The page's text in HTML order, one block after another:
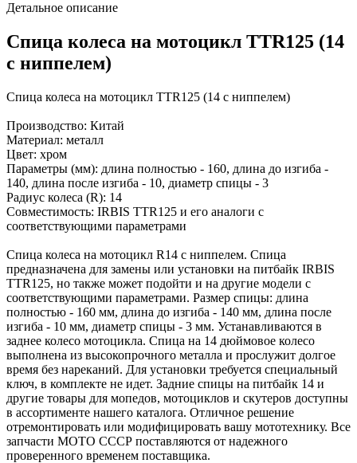
Детальное описание
Спица колеса на мотоцикл TTR125 (14
с ниппелем)
Спица колеса на мотоцикл TTR125 (14 с ниппелем)
Производство: Китай
Материал: металл
Цвет: хром
Параметры (мм): длина полностью - 160, длина до изгиба -
140, длина после изгиба - 10, диаметр спицы - 3
Радиус колеса (R): 14
Совместимость: IRBIS TTR125 и его аналоги с
соответствующими параметрами
Спица колеса на мотоцикл R14 с ниппелем. Спица
предназначена для замены или установки на питбайк IRBIS
TTR125, но также может подойти и на другие модели с
соответствующими параметрами. Размер спицы: длина
полностью - 160 мм, длина до изгиба - 140 мм, длина после
изгиба - 10 мм, диаметр спицы - 3 мм. Устанавливаются в
заднее колесо мотоцикла. Спица на 14 дюймовое колесо
выполнена из высокопрочного металла и прослужит долгое
время без нареканий. Для установки требуется специальный
ключ, в комплекте не идет. Задние спицы на питбайк 14 и
другие товары для мопедов, мотоциклов и скутеров доступны
в ассортименте нашего каталога. Отличное решение
отремонтировать или модифицировать вашу мототехнику. Все
запчасти МОТО СССР поставляются от надежного
проверенного временем поставщика.